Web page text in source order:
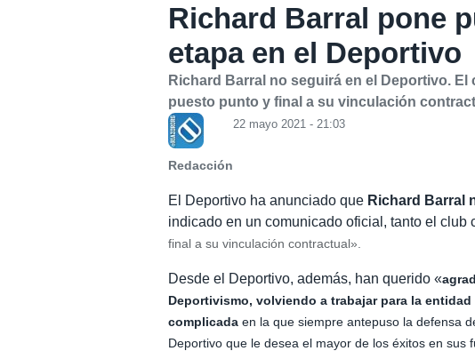
Richard Barral pone
etapa en el Deportivo
Richard Barral no seguirá en el Deportivo.
puesto punto y final a su vinculación
Redacción
22 mayo 2021 - 21:03
El Deportivo ha anunciado que Richard Barral
indicado en un comunicado oficial, tanto el club
final a su vinculación contractual».
Desde el Deportivo, además, han querido «
Deportivismo, volviendo a trabajar para la
complicada en la que siempre antepuso la defensa
Deportivo que le desea el mayor de los éxitos en sus